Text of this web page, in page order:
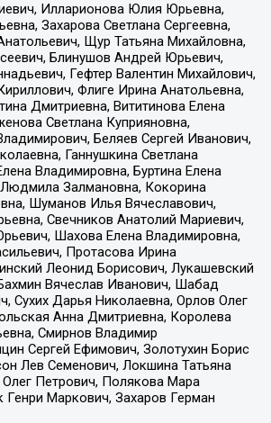
Илларионова Юлия Юрьевна,
Захарова Светлана Сергеевна,
Щур Татьяна Михайловна,
Блинушов Андрей Юрьевич,
Гефтер Валентин Михайлович,
Флиге Ирина Анатольевна,
Дмитриевна, Вититинова Елена
Светлана Куприяновна,
Беляев Сергей Иванович,
Ганнушкина Светлана
Владимировна, Буртина Елена
Залмановна, Кокорина
Шуманов Илья Вячеславович,
Свечников Анатолий Мариевич,
Шахова Елена Владимировна,
Протасова Ирина
Леонид Борисович, Лукашевский
Вячеслав Иванович, Шабад
Сухих Дарья Николаевна, Орлов Олег
Анна Дмитриевна, Королева
Смирнов Владимир
Сергей Ефимович, Золотухин Борис
Лев Семенович, Локшина Татьяна
Петрович, Полякова Мара
Маркович, Захаров Герман